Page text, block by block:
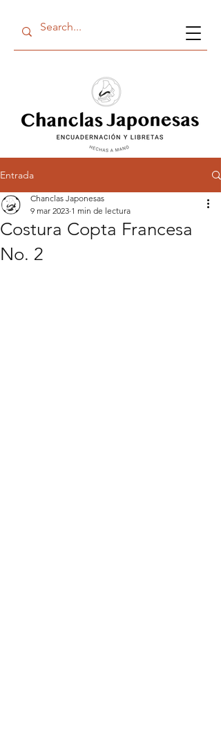
Entrada
Costura Copta Francesa
No. 2
Chanclas Japonesas
9 mar 2023 1 min de lectura